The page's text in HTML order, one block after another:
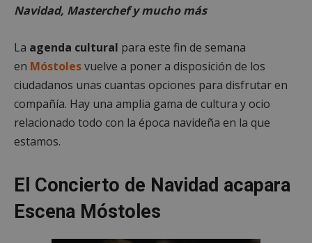
Navidad, Masterchef y mucho más
La agenda cultural para este fin de semana
en Móstolesvuelve a poner a disposición de los
ciudadanos unas cuantas opciones para disfrutar en
compañía. Hay una amplia gama de cultura y ocio
relacionado todo con la época navideña en la que
estamos.
El Concierto de Navidad acapara
Escena Móstoles